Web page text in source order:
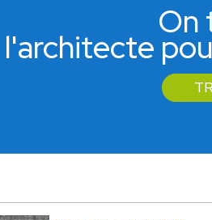
On
l'architecte